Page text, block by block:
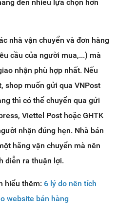
đến nhiều lựa chọn hơn
nhà vận chuyển và đơn hàng
cầu của người mua,...) mà
nhận phù hợp nhất. Nếu
shop muốn gửi qua VNPost
thì có thể chuyển qua gửi
Viettel Post hoặc GHTK
nhận đúng hẹn. Nhà bán
hãng vận chuyển mà nên
diễn ra thuận lợi.
hiểu thêm: 6 lý do nên tích
website bán hàng